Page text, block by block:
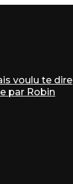
voulu te dire
par Robin